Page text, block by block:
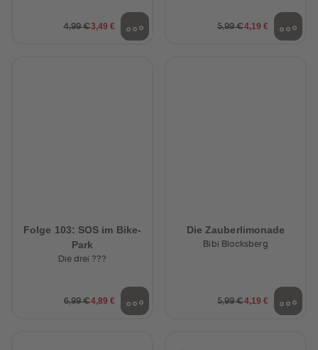
4,99 €3,49 € 5,99 €4,19 €
Folge 103: SOS im Bike-
Park
Die drei ???
6,99 €4,89 €
Die Zauberlimonade
Bibi Blocksberg
5,99 €4,19 €